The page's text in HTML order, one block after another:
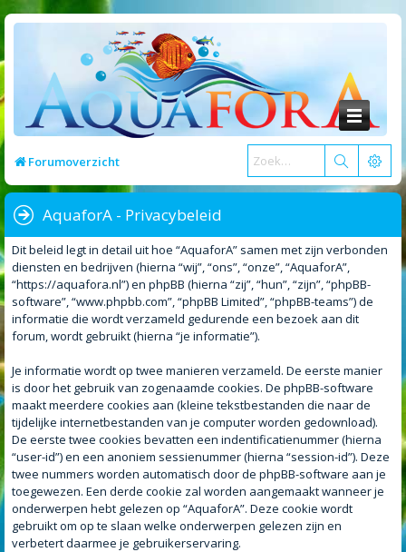
Forumoverzicht
AquaforA - Privacybeleid
Dit beleid legt in detail uit hoe “AquaforA” samen met zijn verbonden
diensten en bedrijven (hierna “wij”, “ons”, “onze”, “AquaforA”,
“https://aquafora.nl”) en phpBB (hierna “zij”, “hun”, “zijn”, “phpBB-
software”, “www.phpbb.com”, “phpBB Limited”, “phpBB-teams”) de
informatie die wordt verzameld gedurende een bezoek aan dit
forum, wordt gebruikt (hierna “je informatie”).
Je informatie wordt op twee manieren verzameld. De eerste manier
is door het gebruik van zogenaamde cookies. De phpBB-software
maakt meerdere cookies aan (kleine tekstbestanden die naar de
tijdelijke internetbestanden van je computer worden gedownload).
De eerste twee cookies bevatten een indentificatienummer (hierna
“user-id”) en een anoniem sessienummer (hierna “session-id”). Deze
twee nummers worden automatisch door de phpBB-software aan je
toegewezen. Een derde cookie zal worden aangemaakt wanneer je
onderwerpen hebt gelezen op “AquaforA”. Deze cookie wordt
gebruikt om op te slaan welke onderwerpen gelezen zijn en
verbetert daarmee je gebruikerservaring.